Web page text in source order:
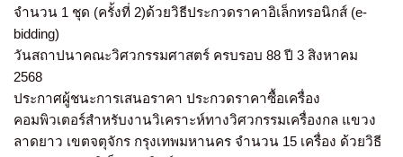
จำนวน 1 ชุด (ครั้งที่ 2)ด้วยวิธีประกวดราคาอิเล็กทรอนิกส์ (e-
bidding)
วันสถาปนาคณะวิศวกรรมศาสตร์ ครบรอบ 88 ปี 3 สิงหาคม
2568
ประกาศผู้ชนะการเสนอราคา ประกวดราคาซื้อเครื่อง
คอมพิวเตอร์สำหรับงานวิเคราะห์ทางวิศวกรรมเครื่องกล แขวง
ลาดยาว เขตจตุจักร กรุงเทพมหานคร จำนวน 15 เครื่อง ด้วยวิธี